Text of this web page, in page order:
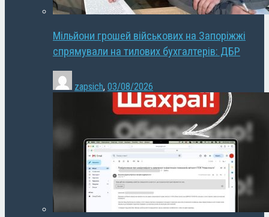
Мільйони грошей військових на Запоріжжі
спрямували на тилових бухгалтерів: ДБР
zapsich, 03/08/2026